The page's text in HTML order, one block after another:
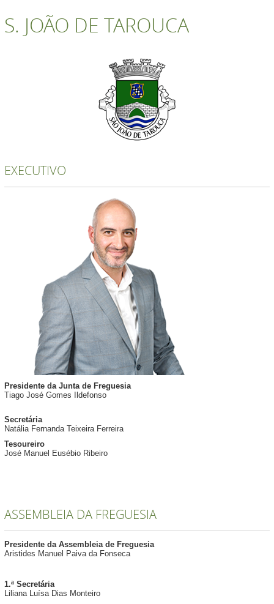
S. JOÃO DE TAROUCA
EXECUTIVO
Presidente da Junta de Freguesia
Tiago José Gomes Ildefonso
Secretária
Natália Fernanda Teixeira Ferreira
Tesoureiro
José Manuel Eusébio Ribeiro
ASSEMBLEIA DA FREGUESIA
Presidente da Assembleia de Freguesia
Aristides Manuel Paiva da Fonseca
1.ª Secretária
Liliana Luísa Dias Monteiro